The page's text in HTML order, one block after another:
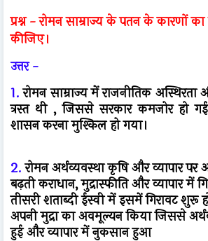
प्रश्न -रोमन साम्राज्य के पतन के कारणों का
कीजिए।
उत्तर -
1.रोमन साम्राज्य में राजनीतिक अस्थिरता
त्रस्त थी , जिससे सरकार कमजोर हो
शासन करना मुश्किल हो गया।
2.रोमन अर्थव्यवस्था कृषि और व्यापार
बढ़ती कराधान, मुद्रास्फीति और व्यापार में
तीसरी शताब्दी ईस्वी में इसमें गिरावट शुरू
अपनी मुद्रा का अवमूल्यन किया जिससे
हुई और व्यापार में नुकसान हुआ